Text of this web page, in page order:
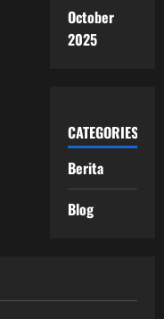
October
2025
CATEGORIES
Berita
Blog